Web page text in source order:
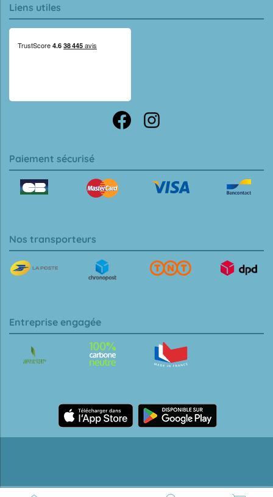
Liens utiles
Paiement sécurisé
Nos transporteurs
Entreprise engagée